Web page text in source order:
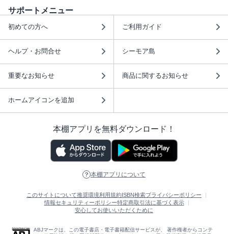
サポートメニュー
初めての方へ ご利用ガイド
ヘルプ・お問合せ シーモア島
重要なお知らせ 商品に関するお知らせ
ホームアイコンを追加
本棚アプリを無料ダウンロード！
本棚アプリについて
このサイトについて推奨環境利用規約ISBN検索プライバシーポリシー
情報セキュリティーポリシー特定商取引法に基づく表示
安心してお使いいただくために
ABJマークは、この電子書店・電子書籍配信サービスが、 著作権者からコンテ